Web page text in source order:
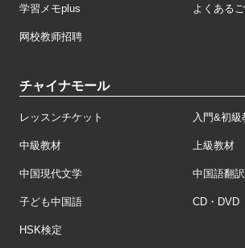
学習メモplus よくある
网校教师招聘
チャイナモール
レッスンチケット 入門&初級
中級教材 上級教材
中国現代文学 中国語翻
子ども中国語 CD・DVD
HSK検定